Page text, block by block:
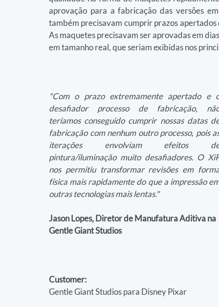
aprovação para a fabricação das versões
também precisavam cumprir prazos
As maquetes precisavam ser aprovadas em
em tamanho real, que seriam exibidas nos
"Com o prazo extremamente apertado e
desafiador processo de fabricação,
teríamos conseguido cumprir nossas datas
fabricação com nenhum outro processo, pois
iterações envolviam efeitos
pintura/iluminação muito desafiadores. O
nos permitiu transformar revisões em
física mais rapidamente do que a impressão
outras tecnologias mais lentas."
Jason Lopes, Diretor de Manufatura Aditiva na
Gentle Giant Studios
Customer:
Gentle Giant Studios para Disney Pixar